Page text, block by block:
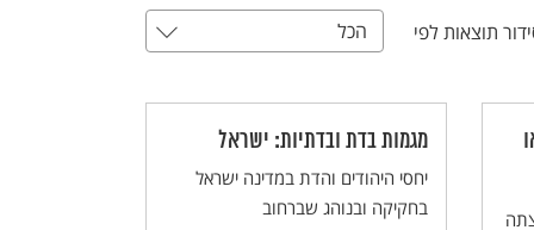
תוצאות לפי הכל
מגמות בדת ובדתיות: ישראל
יחסי היהודים והדת במדינה ישראל
בחקיקה ובנוהג שברחוב